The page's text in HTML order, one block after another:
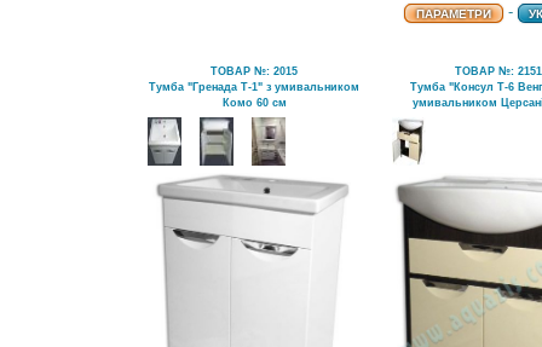
ПАРАМЕТРИ -
ТОВАР №: 2015
Тумба "Гренада Т-1" з умивальником
Комо 60 см
ТОВАР №: 2151
Тумба "Консул Т-6
умивальником